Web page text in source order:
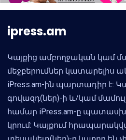
ipress.am
Կայքից ամբողջական կամ
մեջբերումներ կատարելիս
iPress.am-ին պարտադիր է:
գովազդ(ներ)-ի և/կամ
համար iPress.am-ը
կրում: Կայքում